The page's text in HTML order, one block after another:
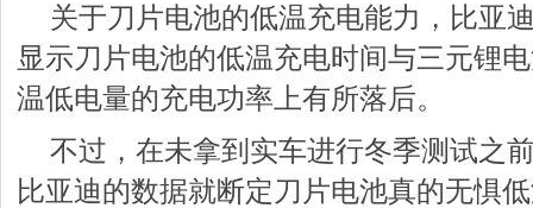
关于刀片电池的低温充电能力，比亚
显示刀片电池的低温充电时间与三元锂
温低电量的充电功率上有所落后。
不过，在未拿到实车进行冬季测试之
比亚迪的数据就断定刀片电池真的无惧